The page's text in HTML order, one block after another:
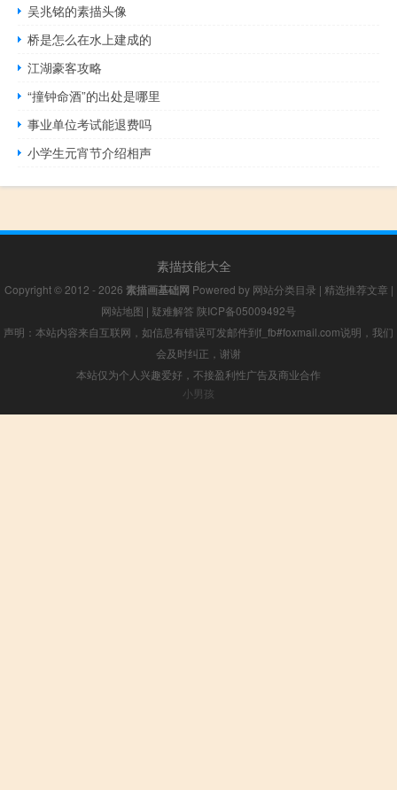
吴兆铭的素描头像
桥是怎么在水上建成的
江湖豪客攻略
“撞钟命酒”的出处是哪里
事业单位考试能退费吗
小学生元宵节介绍相声
素描技能大全
Copyright © 2012 - 2026 素描画基础网 Powered by 网站分类目录 | 精选推荐文章 |
网站地图 | 疑难解答 陕ICP备05009492号
声明：本站内容来自互联网，如信息有错误可发邮件到f_fb#foxmail.com说明，我们
会及时纠正，谢谢
本站仅为个人兴趣爱好，不接盈利性广告及商业合作
小男孩